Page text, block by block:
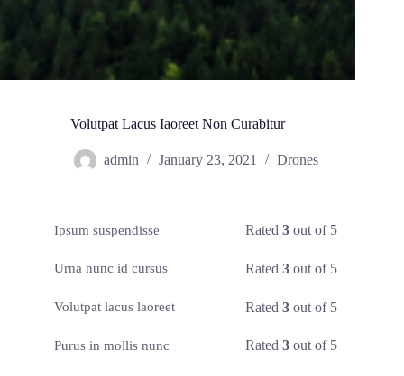
Volutpat Lacus Iaoreet Non Curabitur
admin January 23, 2021 Drones
Ipsum suspendisse Rated3 out of 5
Urna nunc id cursus Rated3 out of 5
Volutpat lacus laoreet Rated3 out of 5
Purus in mollis nunc Rated3 out of 5